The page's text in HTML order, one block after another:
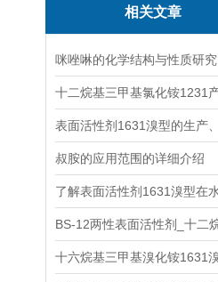
相关文章
咪唑啉的化学结构与性质研究
叔胺的应用范围的详细介绍